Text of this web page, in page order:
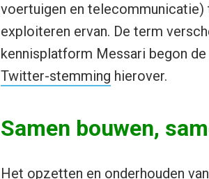
voertuigen en telecommunicatie)
exploiteren ervan. De term
kennisplatform Messari begon
Twitter-stemming hierover.
Samen bouwen,
Het opzetten en onderhouden